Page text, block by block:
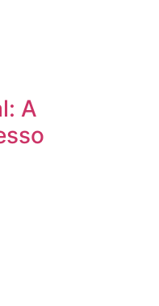
A